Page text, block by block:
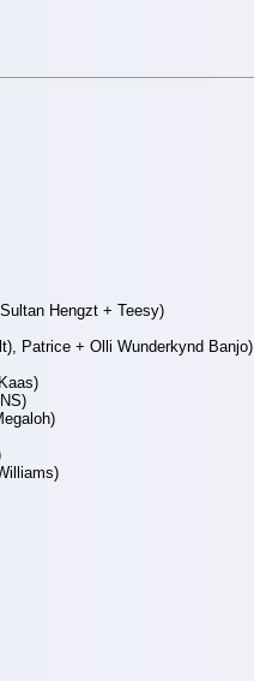
Hengzt + Teesy)
Patrice + Olli Wunderkynd Banjo)